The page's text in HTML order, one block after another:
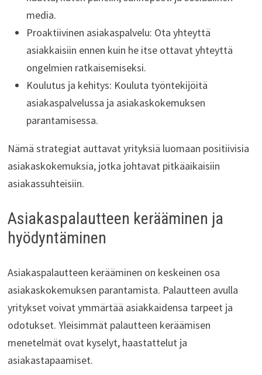
media.
Proaktiivinen asiakaspalvelu: Ota yhteyttä
asiakkaisiin ennen kuin he itse ottavat yhteyttä
ongelmien ratkaisemiseksi.
Koulutus ja kehitys: Kouluta työntekijöitä
asiakaspalvelussa ja asiakaskokemuksen
parantamisessa.
Nämä strategiat auttavat yrityksiä luomaan positiivisia
asiakaskokemuksia, jotka johtavat pitkäaikaisiin
asiakassuhteisiin.
Asiakaspalautteen kerääminen ja
hyödyntäminen
Asiakaspalautteen kerääminen on keskeinen osa
asiakaskokemuksen parantamista. Palautteen avulla
yritykset voivat ymmärtää asiakkaidensa tarpeet ja
odotukset. Yleisimmät palautteen keräämisen
menetelmät ovat kyselyt, haastattelut ja
asiakastapaamiset.